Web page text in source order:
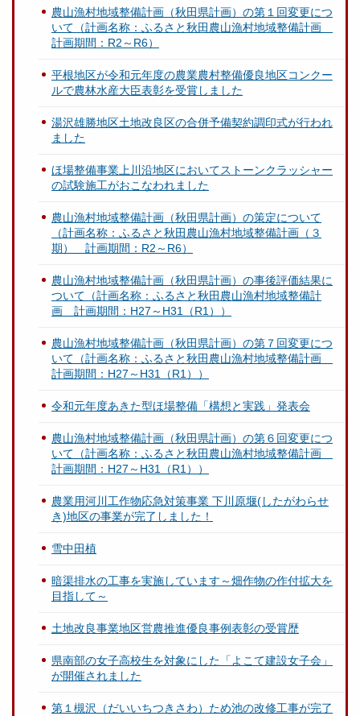
農山漁村地域整備計画（秋田県計画）の第１回変更につ
いて（計画名称：ふるさと秋田農山漁村地域整備計画
計画期間：R2～R6）
平根地区が令和元年度の農業農村整備優良地区コンクー
ルで農林水産大臣表彰を受賞しました
湯沢雄勝地区土地改良区の合併予備契約調印式が行われ
ました
ほ場整備事業上川沿地区においてストーンクラッシャー
の試験施工がおこなわれました
農山漁村地域整備計画（秋田県計画）の策定について
（計画名称：ふるさと秋田農山漁村地域整備計画（３
期） 計画期間：R2～R6）
農山漁村地域整備計画（秋田県計画）の事後評価結果に
ついて（計画名称：ふるさと秋田農山漁村地域整備計
画 計画期間：H27～H31（R1））
農山漁村地域整備計画（秋田県計画）の第７回変更につ
いて（計画名称：ふるさと秋田農山漁村地域整備計画
計画期間：H27～H31（R1））
令和元年度あきた型ほ場整備「構想と実践」発表会
農山漁村地域整備計画（秋田県計画）の第６回変更につ
いて（計画名称：ふるさと秋田農山漁村地域整備計画
計画期間：H27～H31（R1））
農業用河川工作物応急対策事業 下川原堰(したがわらせ
き)地区の事業が完了しました！
雪中田植
暗渠排水の工事を実施しています～畑作物の作付拡大を
目指して～
土地改良事業地区営農推進優良事例表彰の受賞歴
県南部の女子高校生を対象にした「よこて建設女子会」
が開催されました
第１槻沢（だいいちつきさわ）ため池の改修工事が完了